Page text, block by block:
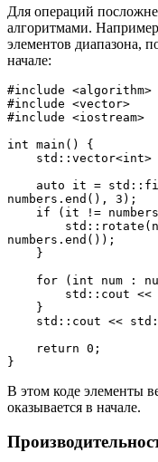
Для операций
алгоритмами.
элементов диапазона,
начале:
#include <algorithm>
#include <vector>
#include <iostream>
int main() {
numbers.end(), 3);
if (it !=
numbers.end());
    }
for (int num :
    }
std::cout <<
    return 0;
}
В этом коде элементы
оказывается в начале.